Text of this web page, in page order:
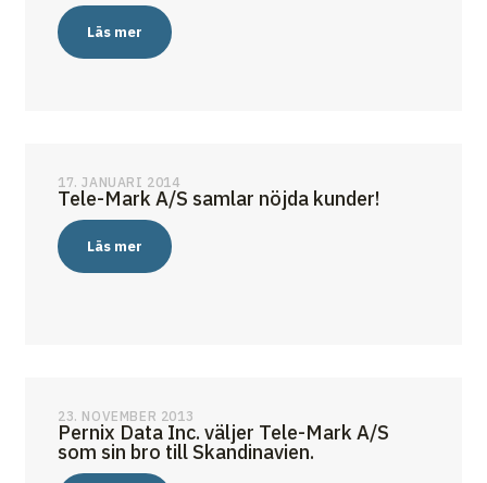
Läs mer
17. JANUARI 2014
Tele-Mark A/S samlar nöjda kunder!
Läs mer
23. NOVEMBER 2013
Pernix Data Inc. väljer Tele-Mark A/S
som sin bro till Skandinavien.